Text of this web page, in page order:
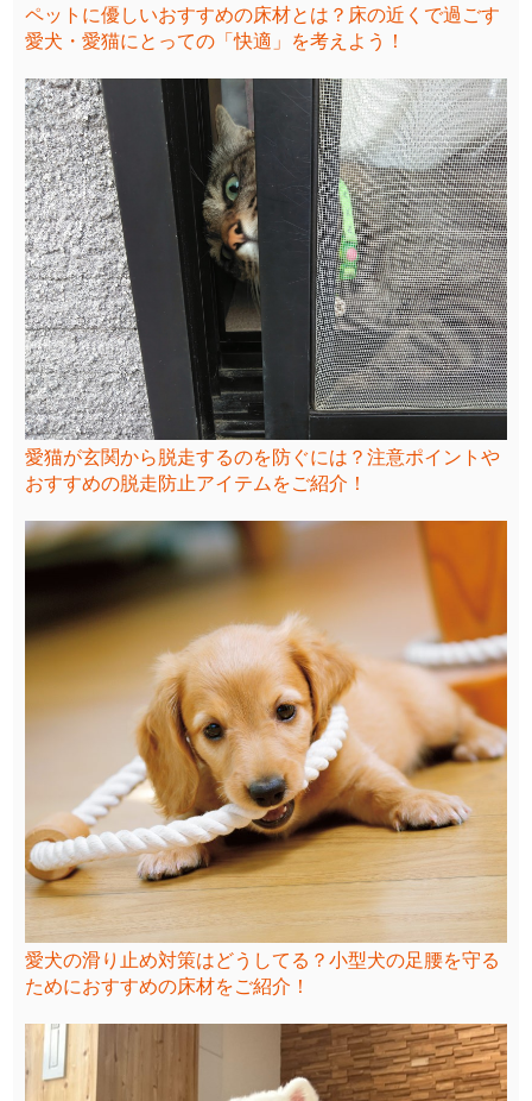
ペットに優しいおすすめの床材とは？床の近くで過ごす
愛犬・愛猫にとっての「快適」を考えよう！
愛猫が玄関から脱走するのを防ぐには？注意ポイントや
おすすめの脱走防止アイテムをご紹介！
愛犬の滑り止め対策はどうしてる？小型犬の足腰を守る
ためにおすすめの床材をご紹介！